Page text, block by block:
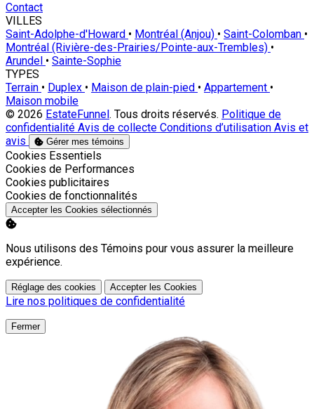
Contact
VILLES
Saint-Adolphe-d'Howard • Montréal (Anjou) • Saint-Colomban •
Montréal (Rivière-des-Prairies/Pointe-aux-Trembles) •
Arundel • Sainte-Sophie
TYPES
Terrain • Duplex • Maison de plain-pied • Appartement •
Maison mobile
© 2026 EstateFunnel . Tous droits réservés. Politique de
confidentialité Avis de collecte Conditions d’utilisation Avis et
avis
Gérer mes témoins
Activer
Cookies Essentiels
Activer
Cookies de Performances
Activer
Cookies publicitaires
Activer
Cookies de fonctionnalités
Accepter les Cookies sélectionnés
Nous utilisons des Témoins pour vous assurer la meilleure
expérience.
Réglage des cookies Accepter les Cookies
Lire nos politiques de confidentialité
Fermer